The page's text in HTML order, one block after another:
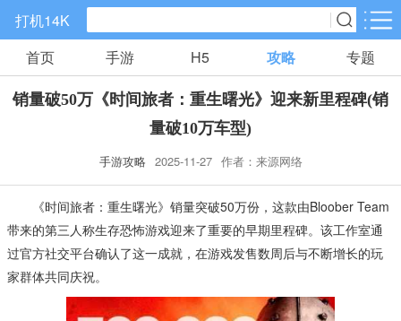
打机14K
手游分类 H5分类
精品手游
仙侠手游
2066款手游
传奇手游
角色扮演
538款手游
策略塔防
1220款手游
回合手游
490款手游
卡牌手游
3428款手游
国战手游
养成系列
首页 手游 H5 攻略 专题
销量破50万《时间旅者：重生曙光》迎来新里程碑(销
量破10万车型)
手游攻略 2025-11-27 作者：来源网络
《时间旅者：重生曙光》销量突破50万份，这款由Bloober Team
带来的第三人称生存恐怖游戏迎来了重要的早期里程碑。该工作室通
过官方社交平台确认了这一成就，在游戏发售数周后与不断增长的玩
家群体共同庆祝。